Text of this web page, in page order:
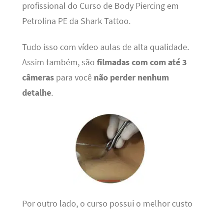
profissional do Curso de Body Piercing em
Petrolina PE da Shark Tattoo.
Tudo isso com vídeo aulas de alta qualidade.
Assim também, são filmadas com com até 3
câmeraspara você não perder nenhum
detalhe.
Por outro lado, o curso possui o melhor custo